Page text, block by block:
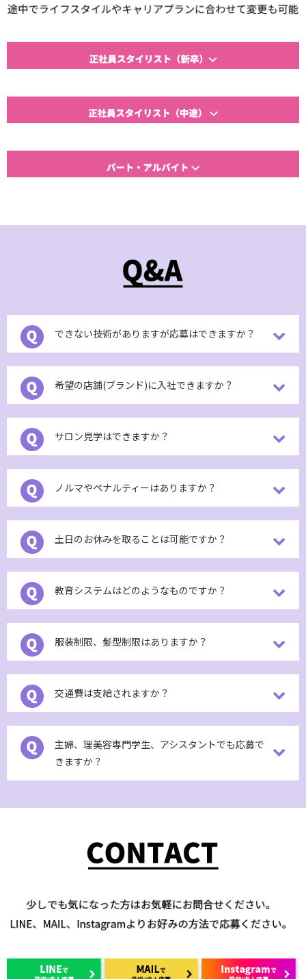
できない技術がありますが応募はできますか？
希望の店舗(ブランド)に入社できますか？
サロン見学はできますか？
ノルマやペナルティーはありますか？
土日のお休みを取ることは可能ですか？
教育システムはどのようなものですか？
服装制限、髪型制限はありますか？
交通費は支給されますか？
主婦、理美容専門学生、アシスタントでも応募で
きますか？